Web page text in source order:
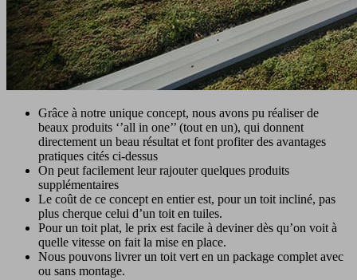
Grâce à notre unique concept, nous avons pu réaliser de
beaux produits ‘’all in one’’ (tout en un), qui donnent
directement un beau résultat et font profiter des avantages
pratiques cités ci-dessus
On peut facilement leur rajouter quelques produits
supplémentaires
Le coût de ce concept en entier est, pour un toit incliné, pas
plus cherque celui d’un toit en tuiles.
Pour un toit plat, le prix est facile à deviner dès qu’on voit à
quelle vitesse on fait la mise en place.
Nous pouvons livrer un toit vert en un package complet avec
ou sans montage.